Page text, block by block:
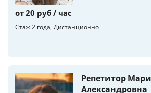
от 20 руб / час
Стаж 2 года Дистанционно
Репетитор
Александровна